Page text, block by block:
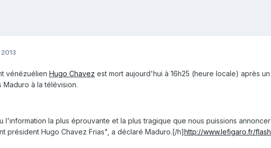
vénézuélien Hugo Chavez est mort aujourd'hui à 16h25 (heure locale) après
Maduro à la télévision.
l'information la plus éprouvante et la plus tragique que nous puissions
président Hugo Chavez Frias", a déclaré Maduro.[/h]http://www.lefigaro.fr/